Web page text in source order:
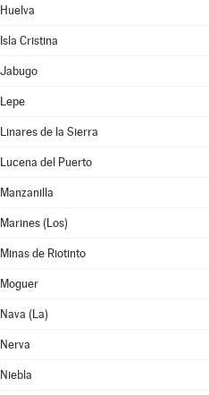
Huelva
Isla Cristina
Jabugo
Lepe
Linares de la Sierra
Lucena del Puerto
Manzanilla
Marines (Los)
Minas de Riotinto
Moguer
Nava (La)
Nerva
Niebla